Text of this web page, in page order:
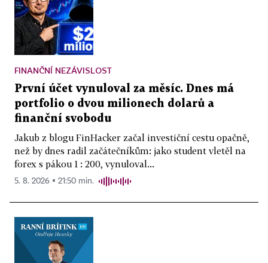
FINANČNÍ NEZÁVISLOST
První účet vynuloval za měsíc. Dnes má
portfolio o dvou milionech dolarů a
finanční svobodu
Jakub z blogu FinHacker začal investiční cestu opačně,
než by dnes radil začátečníkům: jako student vletěl na
forex s pákou 1 : 200, vynuloval...
5. 8. 2026 ▪ 21:50 min.